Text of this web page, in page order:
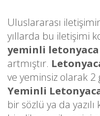
Uluslararası
yıllarda bu iletişimi
yeminli
artmıştır.
ve yeminsiz olarak 2
Yeminli
bir sözlü ya da